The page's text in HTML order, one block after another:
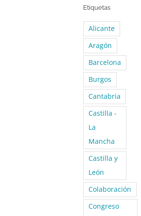
Etiquetas
Alicante
Aragón
Barcelona
Burgos
Cantabria
Castilla -
La
Mancha
Castilla y
León
Colaboración
Congreso